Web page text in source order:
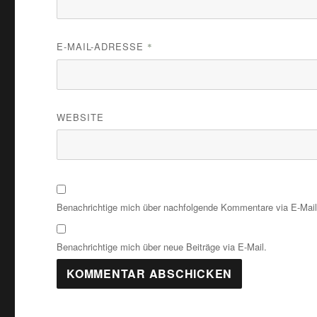
E-MAIL-ADRESSE *
WEBSITE
Benachrichtige mich über nachfolgende Kommentare via E-
Benachrichtige mich über neue Beiträge via E-Mail.